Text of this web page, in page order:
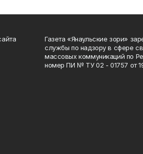
Газета «Янаульские зори»
службы по надзору в сфере
массовых коммуникаций по
номер ПИ № ТУ 02 - 01757 от